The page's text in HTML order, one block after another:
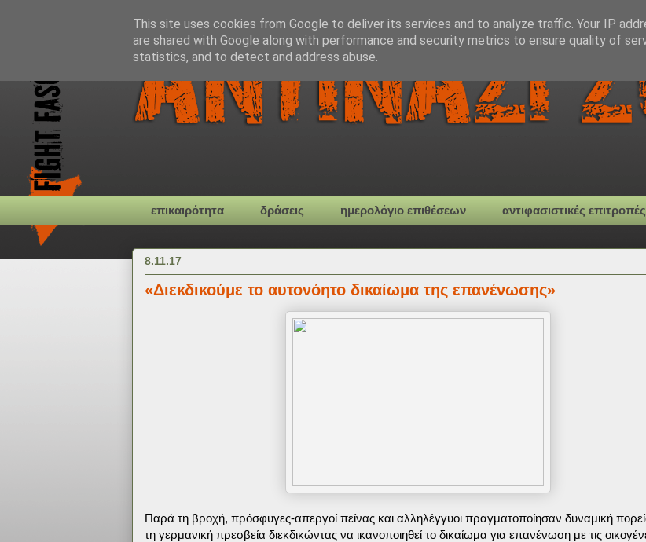
επικαιρότητα δράσεις ημερολόγιο επιθέσεων αντιφασιστικές επιτροπές
8.11.17
«Διεκδικούμε το αυτονόητο δικαίωμα της επανένωσης»
Παρά τη βροχή, πρόσφυγες-απεργοί πείνας και αλληλέγγυοι πραγματοποίησαν δυναμική
τη γερμανική πρεσβεία διεκδικώντας να ικανοποιηθεί το δικαίωμα για επανένωση με τις
This site uses cookies from Google to deliver its services and to analyze traffic. Your IP
are shared with Google along with performance and security metrics to ensure quality of
statistics, and to detect and address abuse.